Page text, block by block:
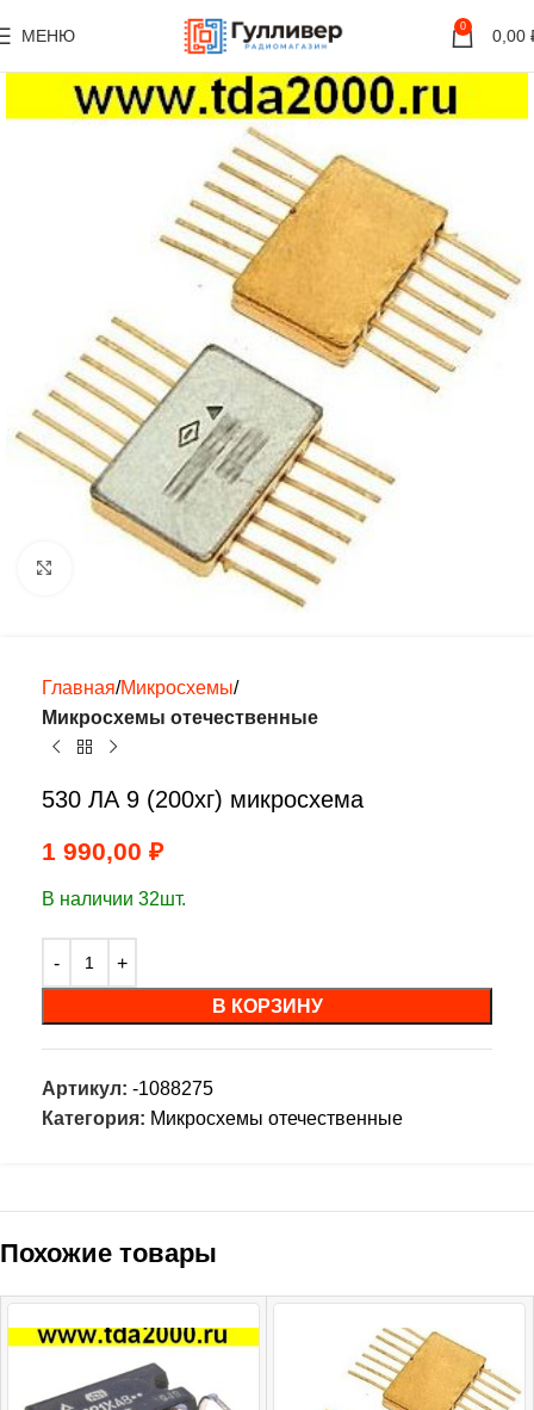
МЕНЮ 0 0,00
Нажмите, чтобы увеличить
Главная Микросхемы
Микросхемы отечественные
530 ЛА 9 (200хг) микросхема
1 990,00 ₽
В наличии 32шт.
В КОРЗИНУ
Артикул: -1088275
Категория: Микросхемы отечественные
Похожие товары